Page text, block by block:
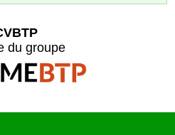
du groupe